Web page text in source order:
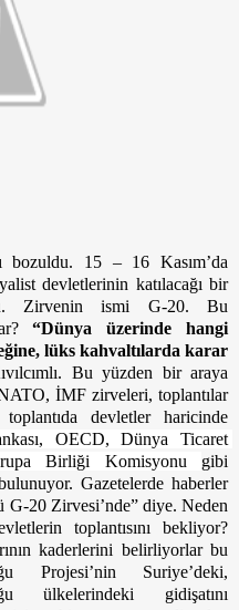
bozuldu. 15 – 16 Kasım’da
devletlerinin katılacağı bir
Zirvenin ismi G-20. Bu
“Dünya üzerinde hangi
lüks kahvaltılarda karar
Bu yüzden bir araya
İMF zirveleri, toplantılar
devletler haricinde
OECD, Dünya Ticaret
Birliği Komisyonu gibi
Gazetelerde haberler
G-20 Zirvesi’nde” diye. Neden
toplantısını bekliyor?
kaderlerini belirliyorlar bu
Projesi’nin Suriye’deki,
ülkelerindeki gidişatını